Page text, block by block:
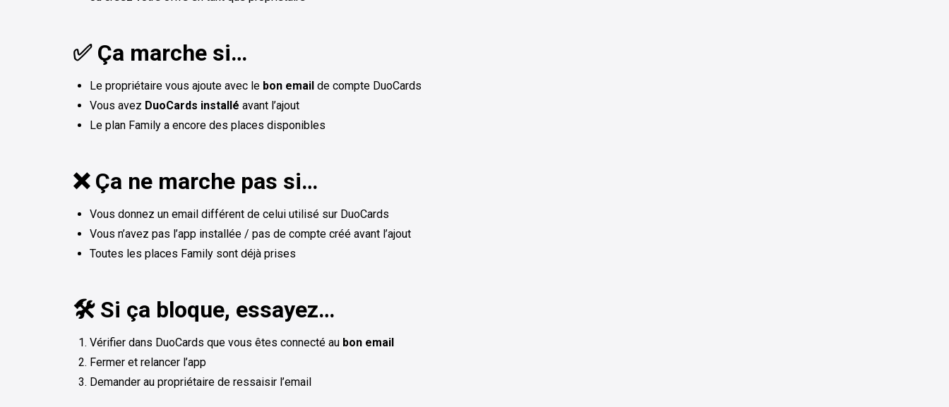
✅ Ça marche si…
Le propriétaire vous ajoute avec le bon email de compte DuoCards
Vous avez DuoCards installé avant l’ajout
Le plan Family a encore des places disponibles
❌ Ça ne marche pas si…
Vous donnez un email différent de celui utilisé sur DuoCards
Vous n’avez pas l’app installée / pas de compte créé avant l’ajout
Toutes les places Family sont déjà prises
🛠️ Si ça bloque, essayez…
Vérifier dans DuoCards que vous êtes connecté au bon email
Fermer et relancer l’app
Demander au propriétaire de ressaisir l’email